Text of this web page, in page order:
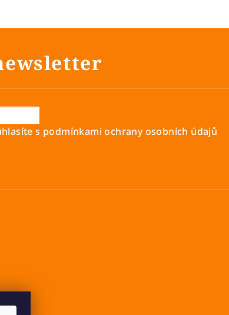
s podmínkami ochrany osobních údajů